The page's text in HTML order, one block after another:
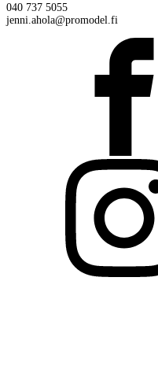
040 737 5055
jenni.ahola@promodel.fi